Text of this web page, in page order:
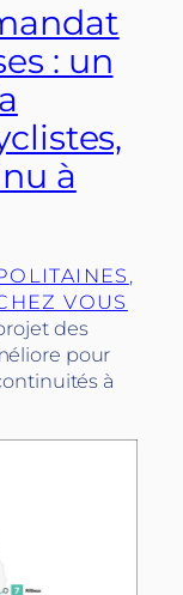
: un
à
VOUS
des
pour
à